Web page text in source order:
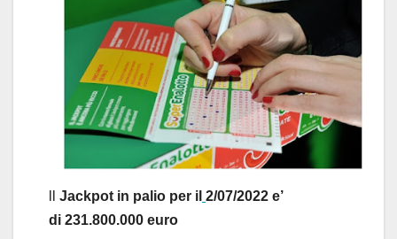
Jackpot in palio per il 2/07/2022 e’
di 231.800.000 euro